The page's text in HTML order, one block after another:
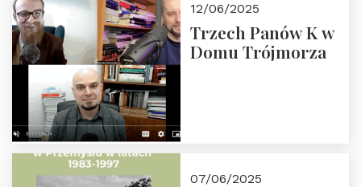
Fundacji
12/06/2025
Trzech Panów K w
Domu Trójmorza
07/06/2025